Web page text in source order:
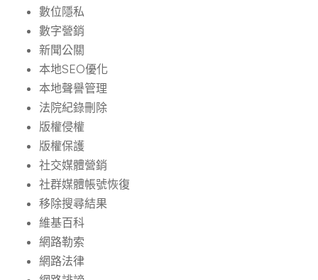
數位隱私
數字營銷
新聞公關
本地SEO優化
本地聲譽管理
法院紀錄刪除
版權侵權
版權保護
社交媒體營銷
社群媒體帳號恢復
移除搜尋結果
維基百科
網路勒索
網路法律